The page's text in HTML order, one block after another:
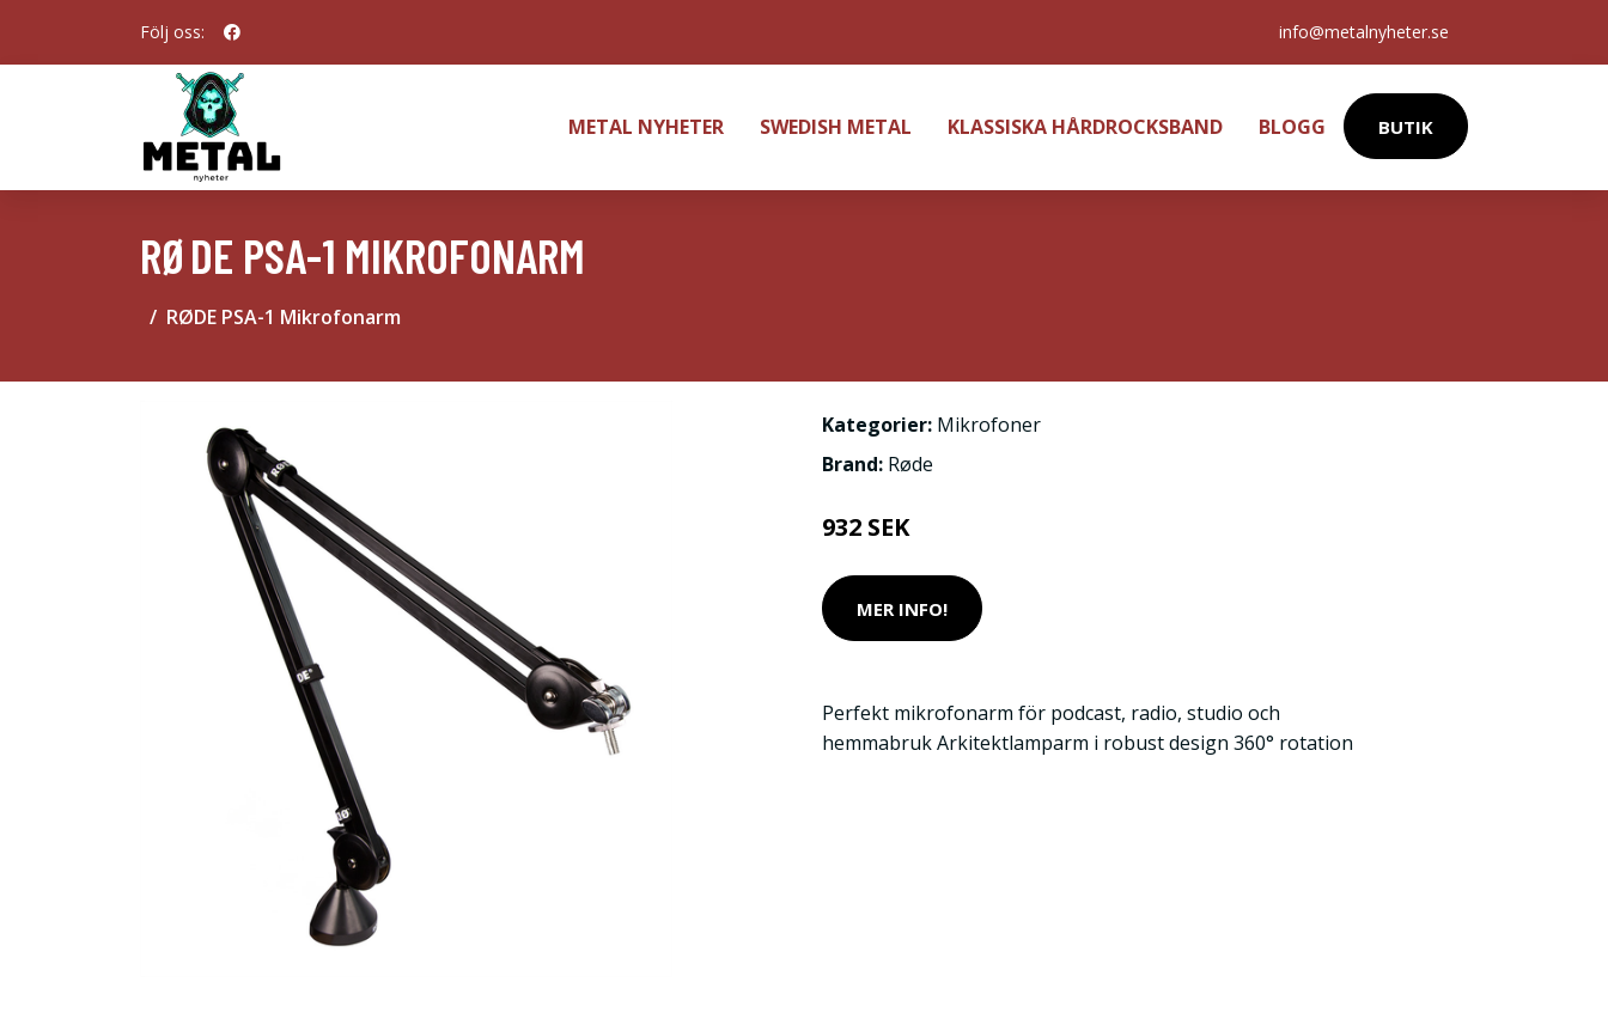
Följ oss: info@metalnyheter.se
METAL NYHETER SWEDISH METAL KLASSISKA HÅRDROCKSBAND BLOGG BUTIK
RØDE PSA-1 MIKROFONARM
RØDE PSA-1 Mikrofonarm
Kategorier: Mikrofoner
Brand: Røde
932 SEK
MER INFO!
Perfekt mikrofonarm för podcast, radio, studio och
hemmabruk Arkitektlamparm i robust design 360° rotation